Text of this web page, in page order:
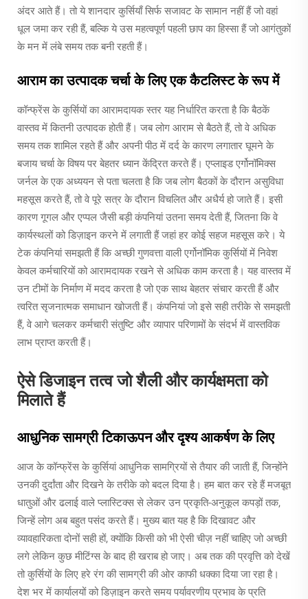
अंदर आते हैं। तो ये शानदार कुर्सियाँ सिर्फ सजावट के सामान नहीं हैं जो वहां
धूल जमा कर रही हैं, बल्कि ये उस महत्वपूर्ण पहली छाप का हिस्सा हैं जो आगंतुकों
के मन में लंबे समय तक बनी रहती हैं।
आराम का उत्पादक चर्चा के लिए एक कैटलिस्ट के रूप में
कॉन्फ्रेंस के कुर्सियों का आरामदायक स्तर यह निर्धारित करता है कि बैठकें
वास्तव में कितनी उत्पादक होती हैं। जब लोग आराम से बैठते हैं, तो वे अधिक
समय तक शामिल रहते हैं और अपनी पीठ में दर्द के कारण लगातार घूमने के
बजाय चर्चा के विषय पर बेहतर ध्यान केंद्रित करते हैं। एप्लाइड एर्गोनॉमिक्स
जर्नल के एक अध्ययन से पता चलता है कि जब लोग बैठकों के दौरान असुविधा
महसूस करते हैं, तो वे पूरे सत्र के दौरान विचलित और अधैर्य हो जाते हैं। इसी
कारण गूगल और एप्पल जैसी बड़ी कंपनियां उतना समय देती हैं, जितना कि वे
कार्यस्थलों को डिज़ाइन करने में लगाती हैं जहां हर कोई सहज महसूस करे। ये
टेक कंपनियां समझती हैं कि अच्छी गुणवत्ता वाली एर्गोनॉमिक कुर्सियों में निवेश
केवल कर्मचारियों को आरामदायक रखने से अधिक काम करता है। यह वास्तव में
उन टीमों के निर्माण में मदद करता है जो एक साथ बेहतर संचार करती हैं और
त्वरित सृजनात्मक समाधान खोजती हैं। कंपनियां जो इसे सही तरीके से समझती
हैं, वे आगे चलकर कर्मचारी संतुष्टि और व्यापार परिणामों के संदर्भ में वास्तविक
लाभ प्राप्त करती हैं।
ऐसे डिजाइन तत्व जो शैली और कार्यक्षमता को
मिलाते हैं
आधुनिक सामग्री टिकाऊपन और दृश्य आकर्षण के लिए
आज के कॉन्फ्रेंस के कुर्सियां आधुनिक सामग्रियों से तैयार की जाती हैं, जिन्होंने
उनकी दुर्दांता और दिखने के तरीके को बदल दिया है। हम बात कर रहे हैं मजबूत
धातुओं और ढलाई वाले प्लास्टिक्स से लेकर उन प्रकृति-अनुकूल कपड़ों तक,
जिन्हें लोग अब बहुत पसंद करते हैं। मुख्य बात यह है कि दिखावट और
व्यावहारिकता दोनों सही हों, क्योंकि किसी को भी ऐसी चीज़ नहीं चाहिए जो अच्छी
लगे लेकिन कुछ मीटिंग्स के बाद ही खराब हो जाए। अब तक की प्रवृत्ति को देखें
तो कुर्सियों के लिए हरे रंग की सामग्री की ओर काफी धक्का दिया जा रहा है।
देश भर में कार्यालयों को डिज़ाइन करते समय पर्यावरणीय प्रभाव के प्रति